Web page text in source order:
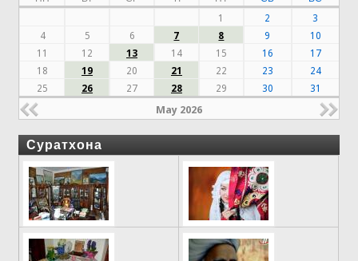
1
2
3
4
5 6 7 8 9
10
11
12 13 14 15 16
17
18
19 20 21 22 23
24
25
26 27 28 29 30 31
May 2026
Суратхона